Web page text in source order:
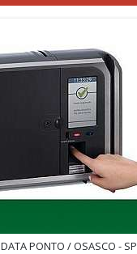
DATA PONTO / OSASCO - SP